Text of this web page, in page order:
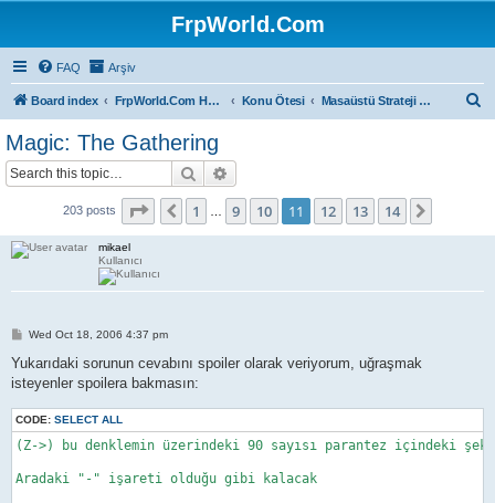
FrpWorld.Com
FAQ Arşiv
Board index FrpWorld.Com Hakkında Konu Ötesi Masaüstü Strateji ve Kart Oyunları
Magic: The Gathering
Search
203 posts Page 11 of 14
Previous
1 9 10 11 12 13 14
mikael
Kullanıcı
P
s
Wed Oct 18, 2006 4:37 pm
Yukarıdaki sorunun cevabını spoiler olarak veriyorum, uğraşmak
isteyenler spoilera bakmasın:
CODE: SELECT ALL
(Z->) bu denklemin üzerindeki 90 sayısı parantez içindeki
Aradaki "-" işareti olduğu gibi kalacak